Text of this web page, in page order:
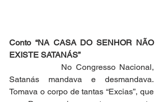
Conto “NA CASA DO SENHOR NÃO
EXISTE SATANÁS”
No Congresso Nacional,
Satanás mandava e desmandava.
Tomava o corpo de tantas “Excias”, que